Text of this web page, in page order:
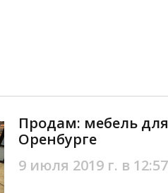
Продам: мебель
Оренбурге
9 июля 2019 г. в 12:57